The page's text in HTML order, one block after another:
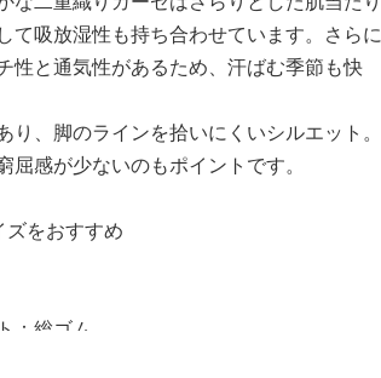
て吸放湿性も持ち合わせています。さらに
性と通気性があるため、汗ばむ季節も快
り、脚のラインを拾いにくいシルエット。
屈感が少ないのもポイントです。
ズをおすすめ
：総ゴム